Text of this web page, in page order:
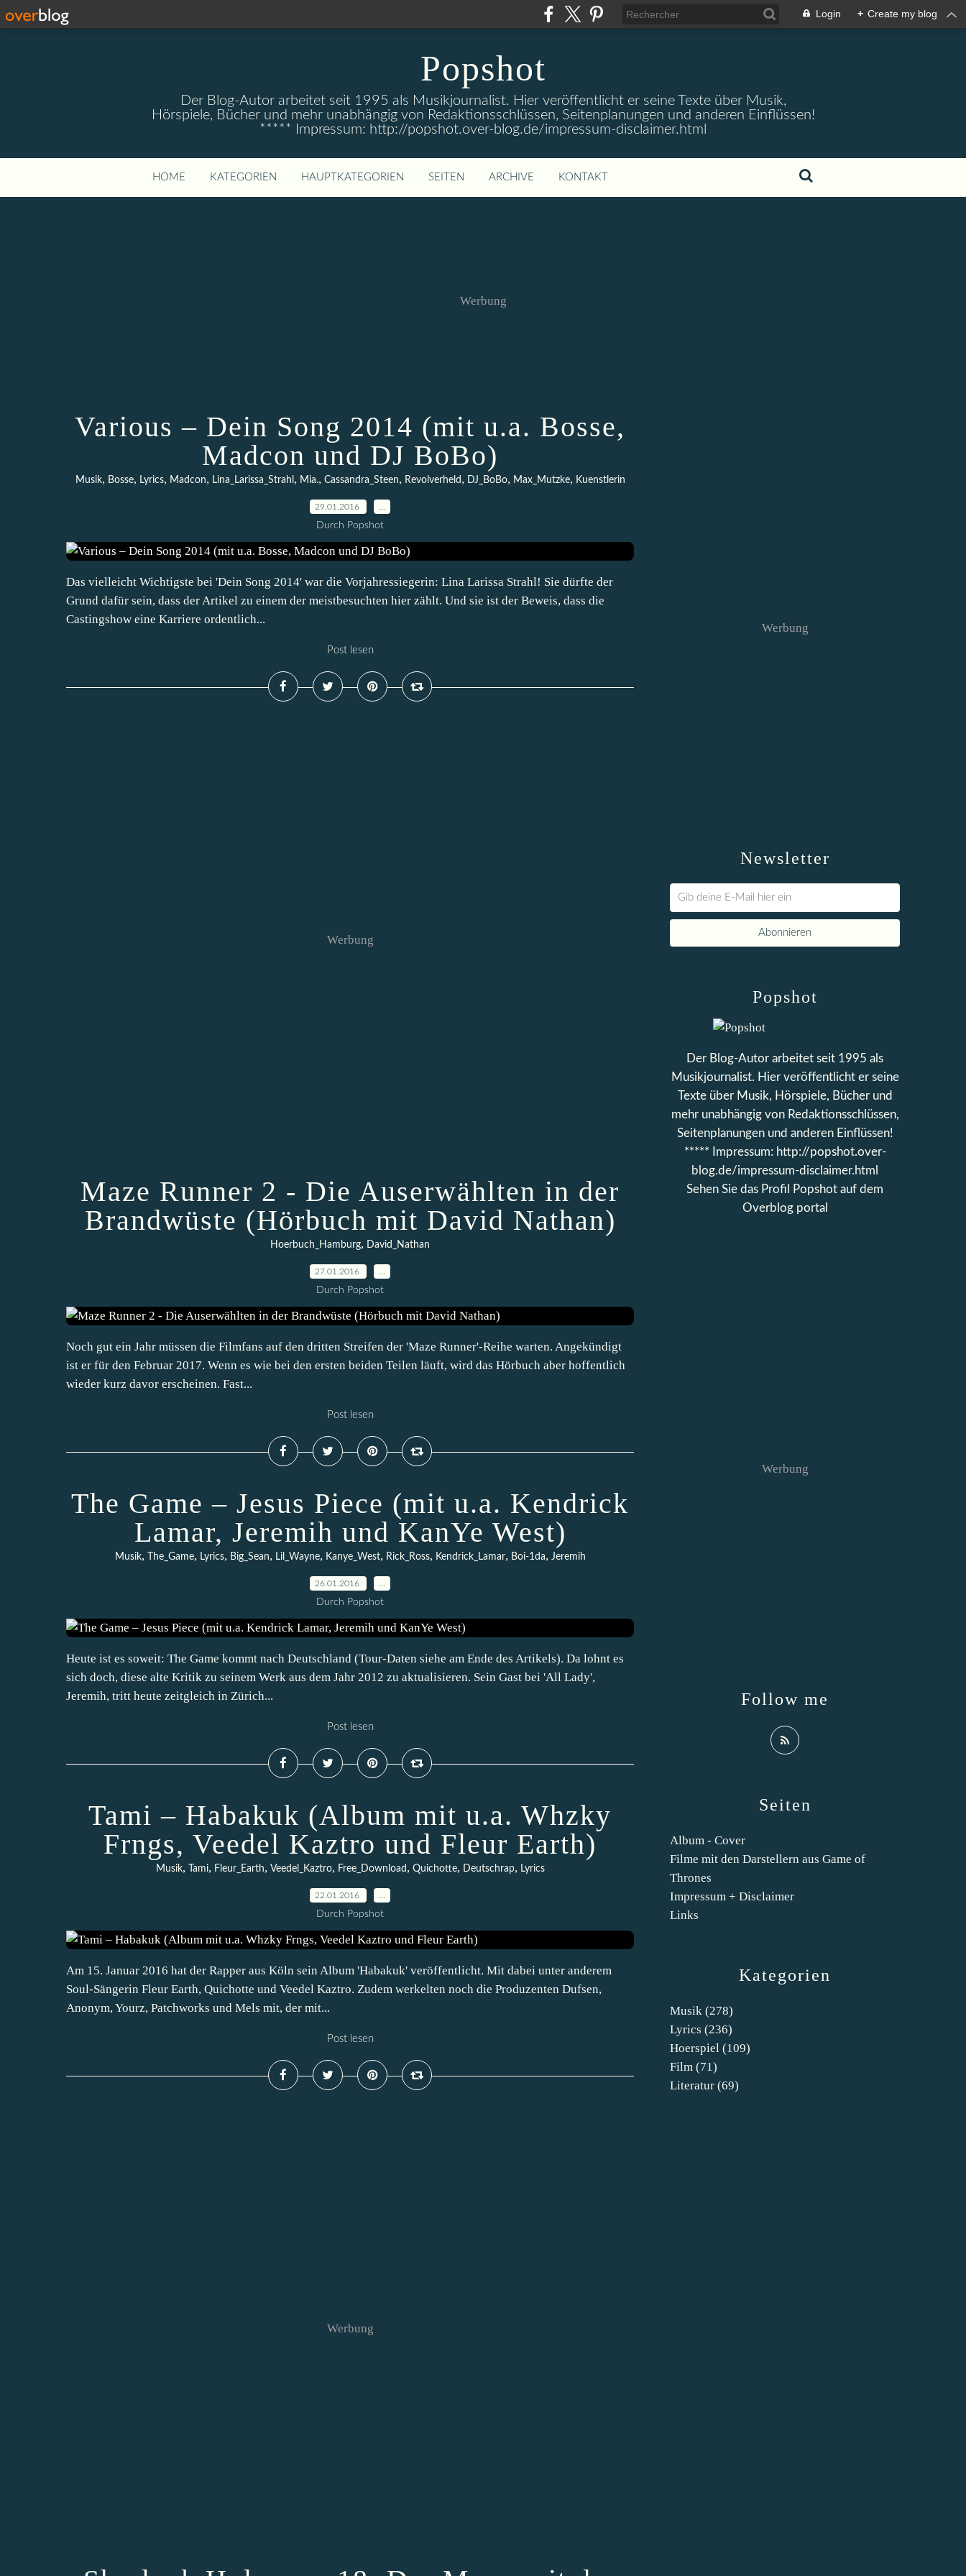
Login + Create my blog
Popshot
Der Blog-Autor arbeitet seit 1995 als Musikjournalist. Hier veröffentlicht er seine Texte über Musik,
Hörspiele, Bücher und mehr unabhängig von Redaktionsschlüssen, Seitenplanungen und anderen Einflüssen!
***** Impressum: http://popshot.over-blog.de/impressum-disclaimer.html
HOME KATEGORIEN HAUPTKATEGORIEN SEITEN ARCHIVE KONTAKT
Werbung
Various – Dein Song 2014 (mit u.a. Bosse,
Madcon und DJ BoBo)
Musik, Bosse, Lyrics, Madcon, Lina_Larissa_Strahl , Mia., Cassandra_Steen, Revolverheld , DJ_BoBo, Max_Mutzke, Kuenstlerin
29.01.2016
Durch Popshot
Das vielleicht Wichtigste bei 'Dein Song 2014' war die Vorjahressiegerin: Lina Larissa Strahl! Sie dürfte der
Grund dafür sein, dass der Artikel zu einem der meistbesuchten hier zählt. Und sie ist der Beweis, dass die
Castingshow eine Karriere ordentlich...
Post lesen
Werbung
Maze Runner 2 - Die Auserwählten in der
Brandwüste (Hörbuch mit David Nathan)
Hoerbuch_Hamburg, David_Nathan
27.01.2016
Durch Popshot
Noch gut ein Jahr müssen die Filmfans auf den dritten Streifen der 'Maze Runner'-Reihe warten. Angekündigt
ist er für den Februar 2017. Wenn es wie bei den ersten beiden Teilen läuft, wird das Hörbuch aber hoffentlich
wieder kurz davor erscheinen. Fast...
Post lesen
The Game – Jesus Piece (mit u.a. Kendrick
Lamar, Jeremih und KanYe West)
Musik, The_Game, Lyrics, Big_Sean, Lil_Wayne, Kanye_West, Rick_Ross, Kendrick_Lamar, Boi-1da, Jeremih
26.01.2016
Durch Popshot
Heute ist es soweit: The Game kommt nach Deutschland (Tour-Daten siehe am Ende des Artikels). Da lohnt es
sich doch, diese alte Kritik zu seinem Werk aus dem Jahr 2012 zu aktualisieren. Sein Gast bei 'All Lady',
Jeremih, tritt heute zeitgleich in Zürich...
Post lesen
Tami – Habakuk (Album mit u.a. Whzky
Frngs, Veedel Kaztro und Fleur Earth)
Musik, Tami, Fleur_Earth, Veedel_Kaztro, Free_Download , Quichotte, Deutschrap, Lyrics
22.01.2016
Durch Popshot
Am 15. Januar 2016 hat der Rapper aus Köln sein Album 'Habakuk' veröffentlicht. Mit dabei unter anderem
Soul-Sängerin Fleur Earth, Quichotte und Veedel Kaztro. Zudem werkelten noch die Produzenten Dufsen,
Anonym, Yourz, Patchworks und Mels mit, der mit...
Post lesen
Werbung
Newsletter
Werbung
Kategorien
Musik (278)
Lyrics (236)
Hoerspiel (109)
Film (71)
Literatur (69)
Seiten
Album - Cover
Filme mit den Darstellern aus Game of
Thrones
Impressum + Disclaimer
Links
Popshot
Der Blog-Autor arbeitet seit 1995 als
Musikjournalist. Hier veröffentlicht er seine
Texte über Musik, Hörspiele, Bücher und
mehr unabhängig von Redaktionsschlüssen,
Seitenplanungen und anderen Einflüssen!
***** Impressum: http://popshot.over-
blog.de/impressum-disclaimer.html
Sehen Sie das Profil
Popshot auf dem
Overblog portal
Follow me
Werbung